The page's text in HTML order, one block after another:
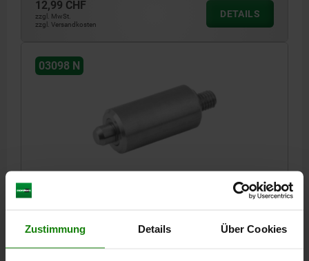
Zustimmung Details Über Cookies
12,99 CHF
zzgl. MwSt.
zzgl. Versandkosten
DETAILS
03098 N
ARRETIERBOLZEN OHNE BUND GR.2, D1=14, D=6,
L=43, FORM:N MIT GEWINDEZAPFEN OHNE RASTNUT,
BOLZENDURCHMESSER=6
MATERIAL GRUNDKÖRPER=EDELSTAHL
AUSSENDURCHMESSER=14